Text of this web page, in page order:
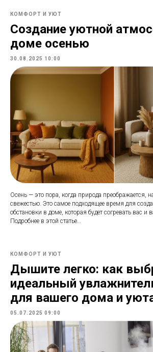
КОМФОРТ И УЮТ
Создание уютной
доме осенью
30.08.2025 10:00
Осень — это пора, когда природа преображается,
свежестью. Это самое подходящее время для
обстановки в доме, которая будет согревать вас и
Подробнее в этой статье…
КОМФОРТ И УЮТ
Дышите легко: как
идеальный
для вашего дома и
05.07.2025 09:00